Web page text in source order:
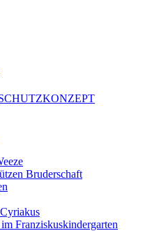
Bruderschaft
Franziskuskindergarten